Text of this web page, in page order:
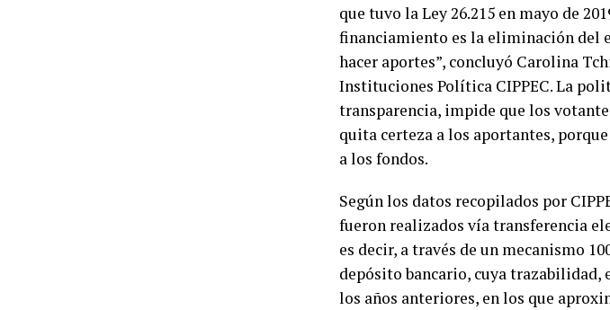
que tuvo la Ley 26.215 en mayo de
financiamiento es la eliminación del
hacer aportes”, concluyó Carolina
Instituciones Política CIPPEC. La
transparencia, impide que los
quita certeza a los aportantes,
a los fondos.
Según los datos recopilados por
fueron realizados vía transferencia
es decir, a través de un mecanismo
depósito bancario, cuya trazabilidad,
los años anteriores, en los que